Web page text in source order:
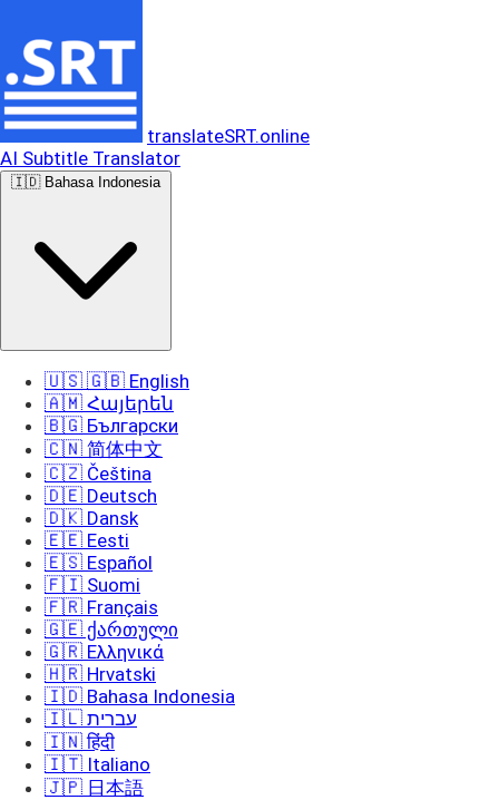
translateSRT.online
AI Subtitle Translator
🇮🇩 Bahasa Indonesia
🇺🇸 🇬🇧 English
🇦🇲 Հայերեն
🇧🇬 Български
🇨🇳 简体中文
🇨🇿 Čeština
🇩🇪 Deutsch
🇩🇰 Dansk
🇪🇪 Eesti
🇪🇸 Español
🇫🇮 Suomi
🇫🇷 Français
🇬🇪 ქართული
🇬🇷 Ελληνικά
🇭🇷 Hrvatski
🇮🇩 Bahasa Indonesia
🇮🇱 עברית
🇮🇳 हिंदी
🇮🇹 Italiano
🇯🇵 日本語